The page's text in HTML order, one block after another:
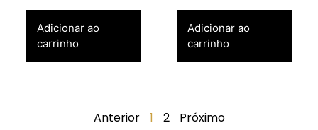
Adicionar ao
carrinho
Adicionar ao
carrinho
Anterior 1 2 Próximo